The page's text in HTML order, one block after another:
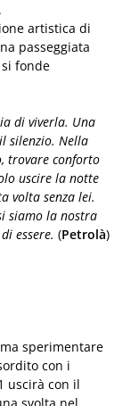
.
artistica di
passeggiata
fonde
di viverla. Una
silenzio. Nella
trovare conforto
uscire la notte
volta senza lei.
siamo la nostra
essere. (Petrolà)
sperimentare
con i
uscirà con il